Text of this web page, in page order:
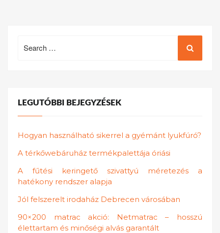
for:
LEGUTÓBBI BEJEGYZÉSEK
Hogyan használható sikerrel a gyémánt lyukfúró?
A térkőwebáruház termékpalettája óriási
A fűtési keringető szivattyú méretezés a
hatékony rendszer alapja
Jól felszerelt irodaház Debrecen városában
90×200 matrac akció: Netmatrac – hosszú
élettartam és minőségi alvás garantált